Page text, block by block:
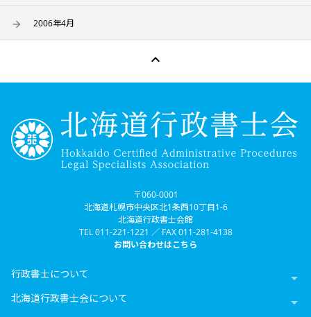
2006年4月

〒060-0001
北海道札幌市中央区北1条西10丁目1-6
北海道行政書士会館
TEL 011-221-1221 ／ FAX 011-281-4138
お問い合わせはこちら
行政書士について 
北海道行政書士会について 